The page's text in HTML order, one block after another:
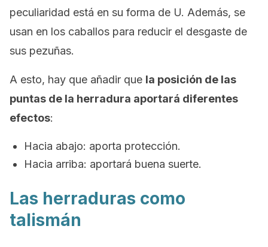
peculiaridad está en su forma de U. Además, se
usan en los caballos para reducir el desgaste de
sus pezuñas.
A esto, hay que añadir que la posición de las
puntas de la herradura aportará diferentes
efectos:
Hacia abajo: aporta protección.
Hacia arriba: aportará buena suerte.
Las herraduras como
talismán